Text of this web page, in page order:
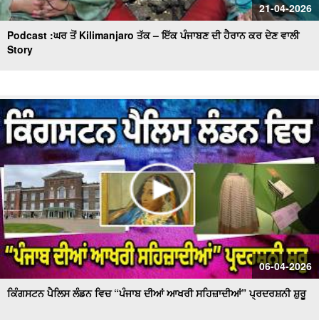
21-04-2026
Podcast :ਘਰ ਤੋਂ Kilimanjaro ਤੱਕ – ਇੱਕ ਪੰਜਾਬਣ ਦੀ ਹੈਰਾਨ ਕਰ ਦੇਣ ਵਾਲੀ
Story
06-04-2026
ਕਿੰਗਸਟਨ ਪੈਲਿਸ ਲੰਡਨ ਵਿਚ “ਪੰਜਾਬ ਦੀਆਂ ਆਖਰੀ ਸਹਿਜ਼ਾਦੀਆਂ” ਪ੍ਰਦਰਸ਼ਨੀ ਸ਼ੁਰੂ